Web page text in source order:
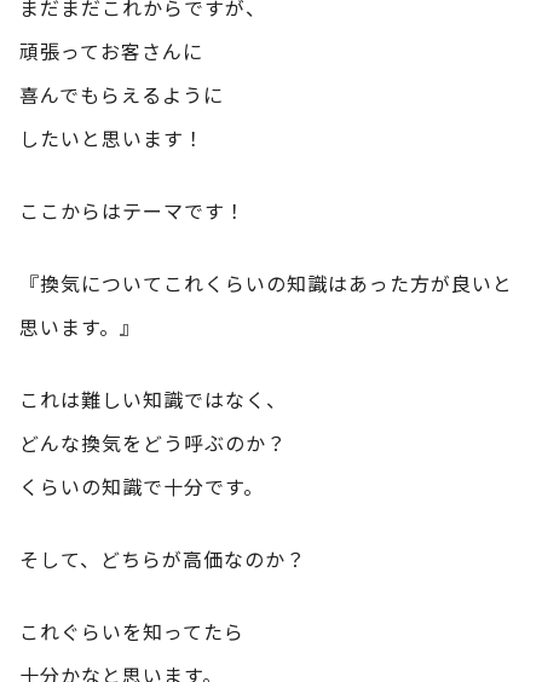
まだまだこれからですが、
頑張ってお客さんに
喜んでもらえるように
したいと思います！
ここからはテーマです！
『換気についてこれくらいの知識はあった方が良いと
思います。』
これは難しい知識ではなく、
どんな換気をどう呼ぶのか？
くらいの知識で十分です。
そして、どちらが高価なのか？
これぐらいを知ってたら
十分かなと思います。